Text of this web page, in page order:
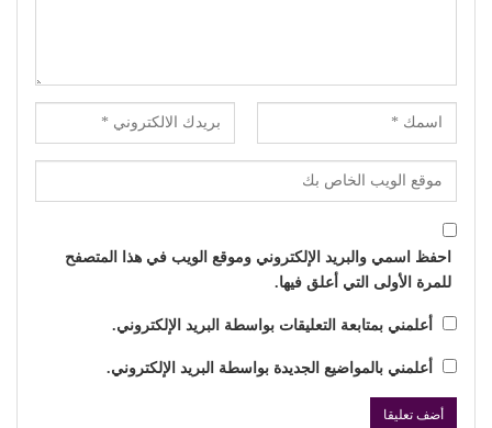
احفظ اسمي والبريد الإلكتروني وموقع الويب في هذا المتصفح
للمرة الأولى التي أعلق فيها.
أعلمني بمتابعة التعليقات بواسطة البريد الإلكتروني.
أعلمني بالمواضيع الجديدة بواسطة البريد الإلكتروني.